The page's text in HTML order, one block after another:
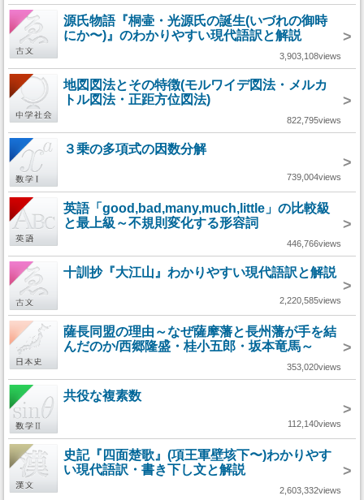
源氏物語『桐壷・光源氏の誕生(いづれの御時
にか〜)』のわかりやすい現代語訳と解説
>
3,903,108views
地図図法とその特徴(モルワイデ図法・メルカ
トル図法・正距方位図法)
>
822,795views
３乗の多項式の因数分解
>
739,004views
英語「good,bad,many,much,little」の比較級
と最上級～不規則変化する形容詞
>
446,766views
十訓抄『大江山』わかりやすい現代語訳と解説
>
2,220,585views
薩長同盟の理由～なぜ薩摩藩と長州藩が手を結
んだのか/西郷隆盛・桂小五郎・坂本竜馬～
>
353,020views
共役な複素数
>
112,140views
史記『四面楚歌』(項王軍壁垓下〜)わかりやす
い現代語訳・書き下し文と解説
>
2,603,332views